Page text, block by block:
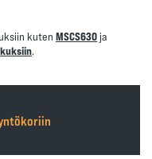
kuten MSCS630ja
.